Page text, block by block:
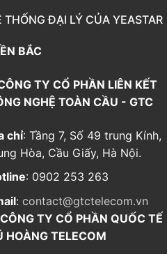
THỐNG ĐẠI LÝ CỦA YEASTAR
BẮC
TY CỔ PHẦN LIÊN KẾT
NGHỆ TOÀN CẦU - GTC
chỉ: Tầng 7, Số 49 trung Kính,
Hòa, Cầu Giấy, Hà Nội.
: 0902 253 263
: contact@gtctelecom.vn
CÔNG TY CỔ PHẦN QUỐC TẾ
HOÀNG TELECOM